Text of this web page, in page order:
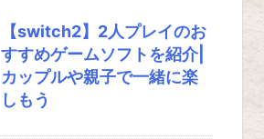
【switch2】2人プレイのお
すすめゲームソフトを紹介|
カップルや親子で一緒に楽
しもう